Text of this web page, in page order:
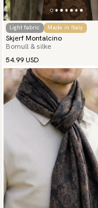
Light fabric Made in Italy
Skjerf Montalcino
Bomull & silke
54.99 USD